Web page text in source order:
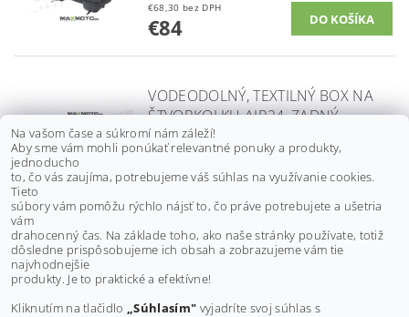
€68,30 bez DPH
€84
VODEODOLNÝ, TEXTILNÝ BOX NA
ŠTVORKOLKU AIR24, ZADNÝ
€61,70 bez DPH
€75,90 DETAIL
VODOTESNÁ ĽADVINKA
FINNTRAIL
€39
Na vašom čase a súkromí nám záleží!
Aby sme vám mohli ponúkať relevantné ponuky a produkty,
jednoducho
to, čo vás zaujíma, potrebujeme váš súhlas na využívanie cookies.
Tieto
súbory vám pomôžu rýchlo nájsť to, čo práve potrebujete a ušetria
vám
drahocenný čas. Na základe toho, ako naše stránky používate, totiž
dôsledne prispôsobujeme ich obsah a zobrazujeme vám tie
najvhodnejšie
produkty. Je to praktické a efektívne!
Kliknutím na tlačidlo „Súhlasím" vyjadríte svoj súhlas s